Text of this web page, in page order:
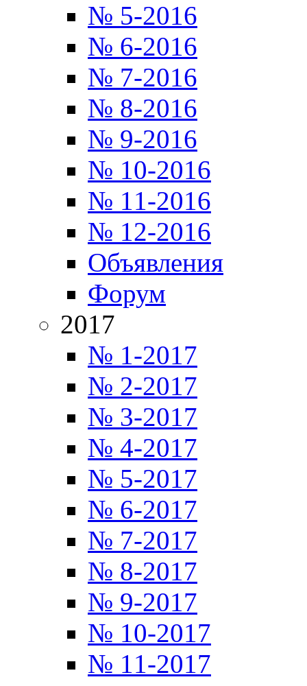
№ 5-2016
№ 6-2016
№ 7-2016
№ 8-2016
№ 9-2016
№ 10-2016
№ 11-2016
№ 12-2016
Объявления
Форум
2017
№ 1-2017
№ 2-2017
№ 3-2017
№ 4-2017
№ 5-2017
№ 6-2017
№ 7-2017
№ 8-2017
№ 9-2017
№ 10-2017
№ 11-2017